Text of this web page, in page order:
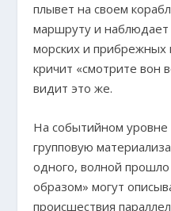
плывет на своем
маршруту и
морских и прибрежных
кричит «смотрите вон
видит это же.
На событийном уровне
групповую
одного, волной
образом» могут
происшествия